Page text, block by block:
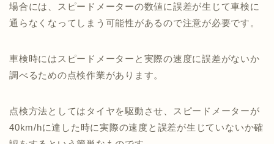
場合には、スピードメーターの数値に誤差が生じて車検に
通らなくなってしまう可能性があるので注意が必要です。
車検時にはスピードメーターと実際の速度に誤差がないか
調べるための点検作業があります。
点検方法としてはタイヤを駆動させ、スピードメーターが
40km/hに達した時に実際の速度と誤差が生じていないか確